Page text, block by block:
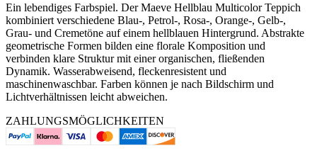
Ein lebendiges Farbspiel. Der Maeve Hellblau Multicolor Teppich
kombiniert verschiedene Blau-, Petrol-, Rosa-, Orange-, Gelb-,
Grau- und Cremetöne auf einem hellblauen Hintergrund. Abstrakte
geometrische Formen bilden eine florale Komposition und
verbinden klare Struktur mit einer organischen, fließenden
Dynamik. Wasserabweisend, fleckenresistent und
maschinenwaschbar. Farben können je nach Bildschirm und
Lichtverhältnissen leicht abweichen.
ZAHLUNGSMÖGLICHKEITEN